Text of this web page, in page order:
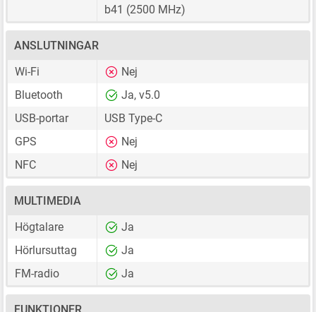
b41 (2500 MHz)
ANSLUTNINGAR
Wi-Fi
Nej
Bluetooth
Ja, v5.0
USB-portar
USB Type-C
GPS
Nej
NFC
Nej
MULTIMEDIA
Högtalare
Ja
Hörlursuttag
Ja
FM-radio
Ja